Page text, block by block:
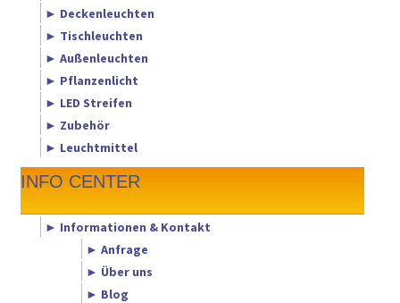
► Deckenleuchten
► Tischleuchten
► Außenleuchten
► Pflanzenlicht
► LED Streifen
► Zubehör
► Leuchtmittel
INFO CENTER
► Informationen & Kontakt
► Anfrage
► Über uns
► Blog